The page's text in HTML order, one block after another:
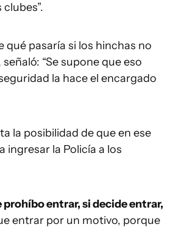
qué pasaría si los hinchas no
“Se supone que eso
la hace el encargado
la posibilidad de que en ese
ingresar la Policía a los
prohíbo entrar, si decide entrar,
entrar por un motivo, porque